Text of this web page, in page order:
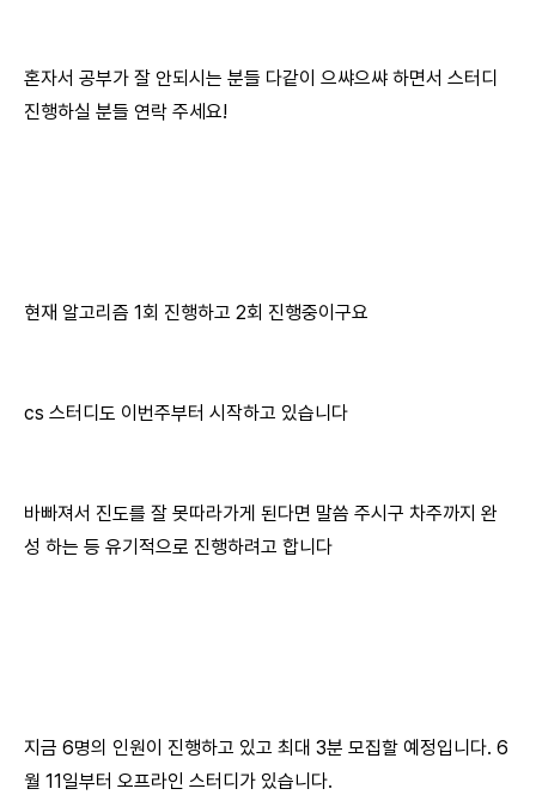
혼자서 공부가 잘 안되시는 분들 다같이 으쌰으쌰 하면서 스터디
진행하실 분들 연락 주세요!
현재 알고리즘 1회 진행하고 2회 진행중이구요
cs 스터디도 이번주부터 시작하고 있습니다
바빠져서 진도를 잘 못따라가게 된다면 말씀 주시구 차주까지 완
성 하는 등 유기적으로 진행하려고 합니다
지금 6명의 인원이 진행하고 있고 최대 3분 모집할 예정입니다. 6
월 11일부터 오프라인 스터디가 있습니다.